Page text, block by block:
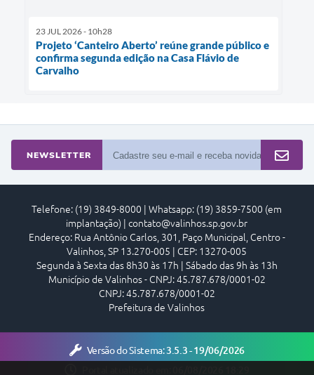
23 JUL 2026 - 10h28
Projeto ‘Canteiro Aberto’ reúne grande público e
confirma segunda edição na Casa Flávio de
Carvalho
NEWSLETTER
Telefone: (19) 3849-8000 | Whatsapp: (19) 3859-7500 (em
implantação) | contato@valinhos.sp.gov.br
Endereço: Rua Antônio Carlos, 301, Paço Municipal, Centro -
Valinhos, SP 13.270-005 | CEP: 13270-005
Segunda à Sexta das 8h30 às 17h | Sábado das 9h às 13h
Município de Valinhos - CNPJ: 45.787.678/0001-02
CNPJ: 45.787.678/0001-02
Prefeitura de Valinhos
Versão do Sistema:3.5.3 - 19/06/2026